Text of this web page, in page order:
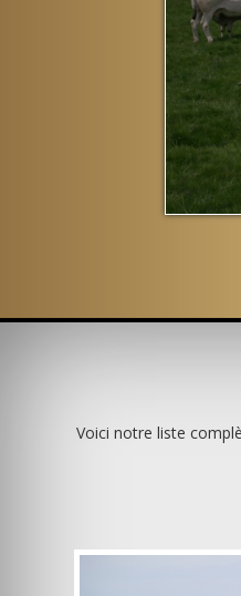
Voici notre liste